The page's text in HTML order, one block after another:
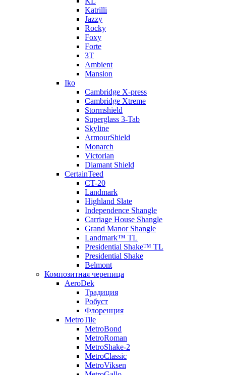
Katrilli
Jazzy
Rocky
Foxy
Forte
3T
Ambient
Mansion
Iko
Cambridge X-press
Cambridge Xtreme
Stormshield
Superglass 3-Tab
Skyline
ArmourShield
Monarch
Victorian
Diamant Shield
CertainTeed
CT-20
Landmark
Highland Slate
Independence Shangle
Carriage House Shangle
Grand Manor Shangle
Landmark™ TL
Presidential Shake™ TL
Presidential Shake
Belmont
Композитная черепица
AeroDek
Традиция
Робуст
Флоренция
MetroTile
MetroBond
MetroRoman
MetroShake-2
MetroClassic
MetroViksen